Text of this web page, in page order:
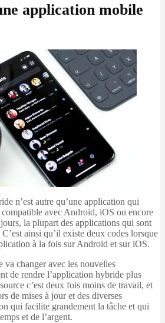
application mobile
n’est autre qu’une application qui
compatible avec Android, iOS ou encore
la plupart des applications qui sont
ainsi qu’il existe deux codes lorsque
à la fois sur Android et sur iOS.
va changer avec les nouvelles
de rendre l’application hybride plus
c’est deux fois moins de travail, et
de mises à jour et des diverses
qui facilite grandement la tâche et qui
et de l’argent.